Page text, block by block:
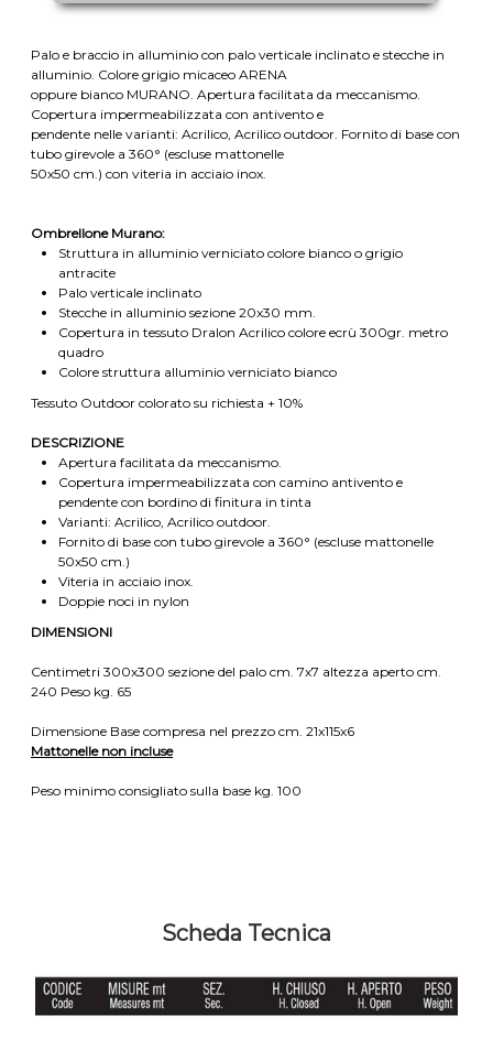
Palo e braccio in alluminio con palo verticale inclinato e stecche in
alluminio. Colore grigio micaceo ARENA
oppure bianco MURANO. Apertura facilitata da meccanismo.
Copertura impermeabilizzata con antivento e
pendente nelle varianti: Acrilico, Acrilico outdoor. Fornito di base con
tubo girevole a 360° (escluse mattonelle
50x50 cm.) con viteria in acciaio inox.
Ombrellone Murano:
Struttura in alluminio verniciato colore bianco o grigio
antracite
Palo verticale inclinato
Stecche in alluminio sezione 20x30 mm.
Copertura in tessuto Dralon Acrilico colore ecrù 300gr. metro
quadro
Colore struttura alluminio verniciato bianco
Tessuto Outdoor colorato su richiesta + 10%
DESCRIZIONE
Apertura facilitata da meccanismo.
Copertura impermeabilizzata con camino antivento e
pendente con bordino di finitura in tinta
Varianti: Acrilico, Acrilico outdoor.
Fornito di base con tubo girevole a 360° (escluse mattonelle
50x50 cm.)
Viteria in acciaio inox.
Doppie noci in nylon
DIMENSIONI
Centimetri 300x300 sezione del palo cm. 7x7 altezza aperto cm.
240 Peso kg. 65
Dimensione Base compresa nel prezzo cm. 21x115x6
Mattonelle non incluse
Peso minimo consigliato sulla base kg. 100
Scheda Tecnica